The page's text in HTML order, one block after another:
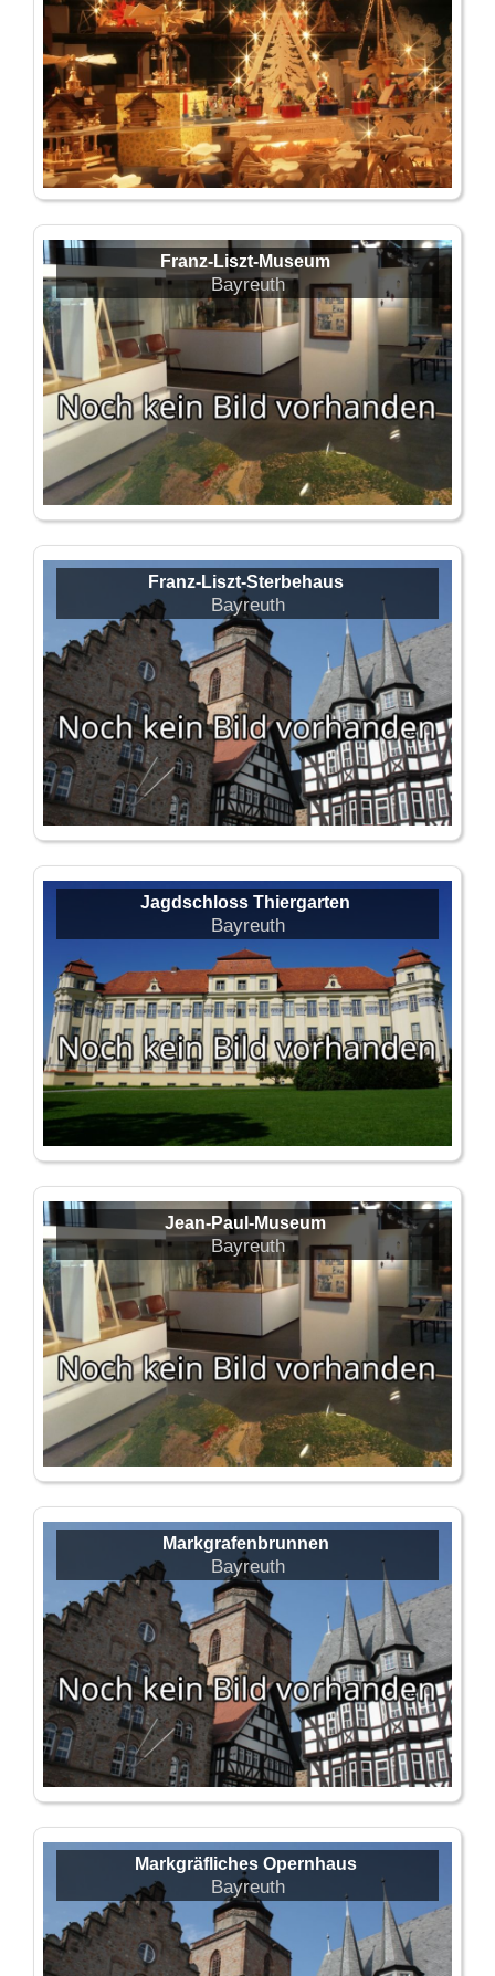
Franz-Liszt-Museum
Bayreuth
Franz-Liszt-Sterbehaus
Bayreuth
Jagdschloss Thiergarten
Bayreuth
Jean-Paul-Museum
Bayreuth
Markgrafenbrunnen
Bayreuth
Markgräfliches Opernhaus
Bayreuth